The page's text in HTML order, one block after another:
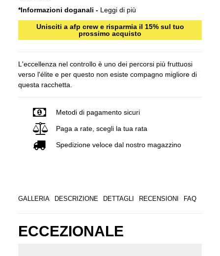
*Informazioni doganali - Leggi di più
Unisciti a afp crew e risparmia il 15% sul tuo
prossimo acquisto
L'eccellenza nel controllo è uno dei percorsi più fruttuosi
verso l'élite e per questo non esiste compagno migliore di
questa racchetta.
Metodi di pagamento sicuri
Paga a rate, scegli la tua rata
Spedizione veloce dal nostro magazzino
GALLERIA DESCRIZIONE DETTAGLI RECENSIONI FAQ
ECCEZIONALE